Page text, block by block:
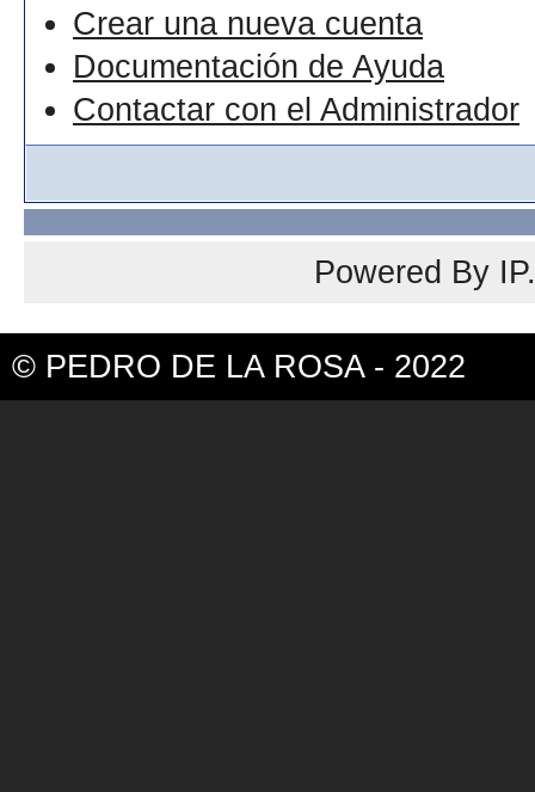
Crear una nueva cuenta
Documentación de Ayuda
Contactar con el Administrador
Powered By
© PEDRO DE LA ROSA - 2022